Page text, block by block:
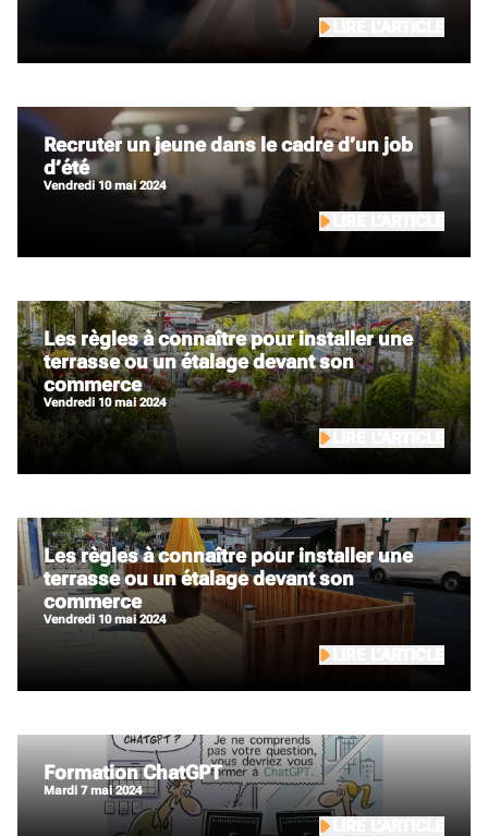
Recruter un jeune dans le cadre d’un job
d’été
vendredi 10 mai 2024
Les règles à connaître pour installer une
terrasse ou un étalage devant son
commerce
vendredi 10 mai 2024
Les règles à connaître pour installer une
terrasse ou un étalage devant son
commerce
vendredi 10 mai 2024
Formation ChatGPT
mardi 7 mai 2024